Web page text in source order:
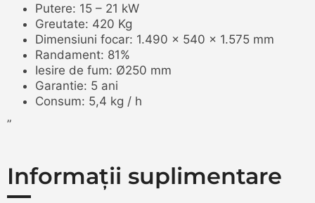
Putere: 15 – 21 kW
Greutate: 420 Kg
Dimensiuni focar: 1.490 x 540 x 1.575 mm
Randament: 81%
Iesire de fum: Ø250 mm
Garantie: 5 ani
Consum: 5,4 kg / h
„
Informații suplimentare